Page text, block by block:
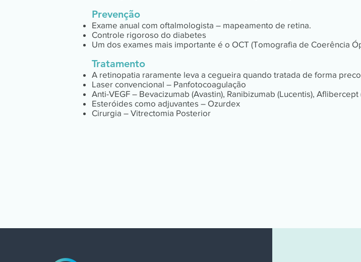
Prevenção
Exame anual com oftalmologista – mapeamento de retina.
Controle rigoroso do diabetes
Um dos exames mais importante é o OCT (Tomografia de Coerência
Tratamento
A retinopatia raramente leva a cegueira quando tratada de forma
Laser convencional – Panfotocoagulação
Anti-VEGF – Bevacizumab (Avastin), Ranibizumab (Lucentis), Aflibercept
Esteróides como adjuvantes – Ozurdex
Cirurgia – Vitrectomia Posterior